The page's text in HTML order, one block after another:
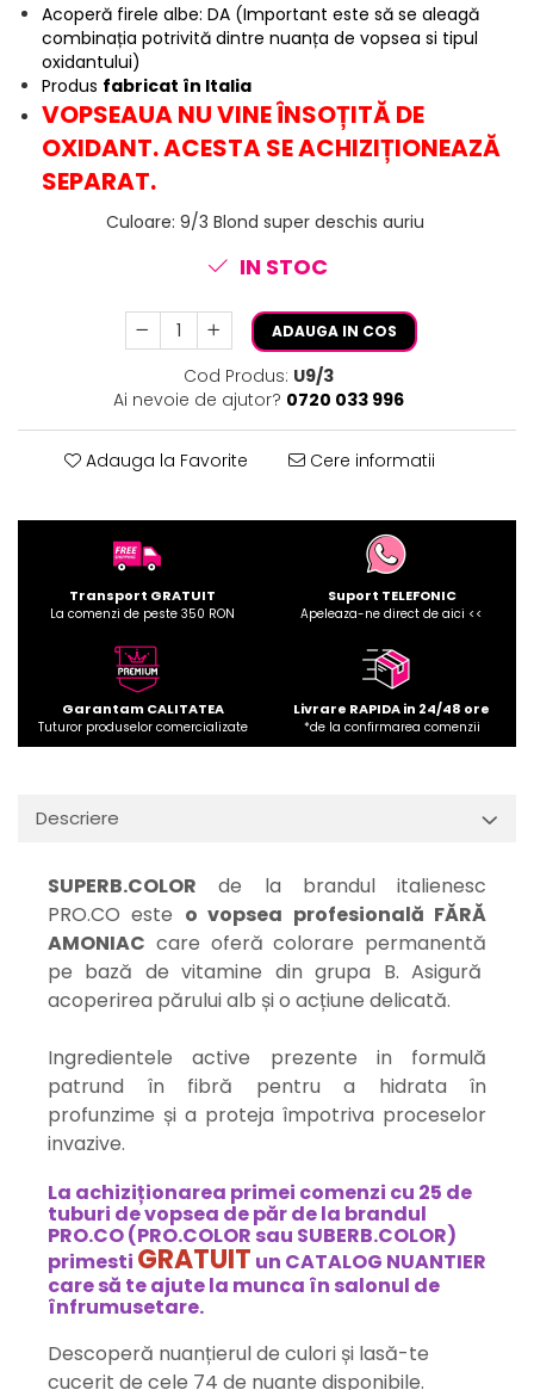
Acoperă firele albe: DA (Important este să se aleagă
combinația potrivită dintre nuanța de vopsea si tipul
oxidantului)
Produs fabricat în Italia
VOPSEAUA NU VINE ÎNSOȚITĂ DE
OXIDANT. ACESTA SE ACHIZIȚIONEAZĂ
SEPARAT.
Culoare: 9/3 Blond super deschis auriu
IN STOC
ADAUGA IN COS
Cod Produs: U9/3
Ai nevoie de ajutor? 0720 033 996
Adauga la Favorite Cere informatii
Transport GRATUIT
La comenzi de peste 350 RON
Suport TELEFONIC
Apeleaza-ne direct de aici <<
Garantam CALITATEA
Tuturor produselor comercializate
Livrare RAPIDA in 24/48 ore
*de la confirmarea comenzii
Descriere
SUPERB.COLOR de la brandul italienesc
PRO.CO este o vopsea profesională FĂRĂ
AMONIAC care oferă colorare permanentă
pe bază de vitamine din grupa B. Asigură
acoperirea părului alb și o acțiune delicată.
Ingredientele active prezente in formulă
patrund în fibră pentru a hidrata în
profunzime și a proteja împotriva proceselor
invazive.
La achiziționarea primei comenzi cu 25 de
tuburi de vopsea de păr de la brandul
PRO.CO (PRO.COLOR sau SUBERB.COLOR)
primesti GRATUIT un CATALOG NUANTIER
care să te ajute la munca în salonul de
înfrumusetare.
Descoperă nuanțierul de culori și lasă-te
cucerit de cele 74 de nuanțe disponibile.